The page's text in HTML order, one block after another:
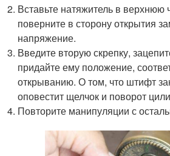
Вставьте натяжитель в верхнюю
поверните в сторону открытия
напряжение.
Введите вторую скрепку,
придайте ему положение,
открыванию. О том, что штифт
оповестит щелчок и поворот
Повторите манипуляции с